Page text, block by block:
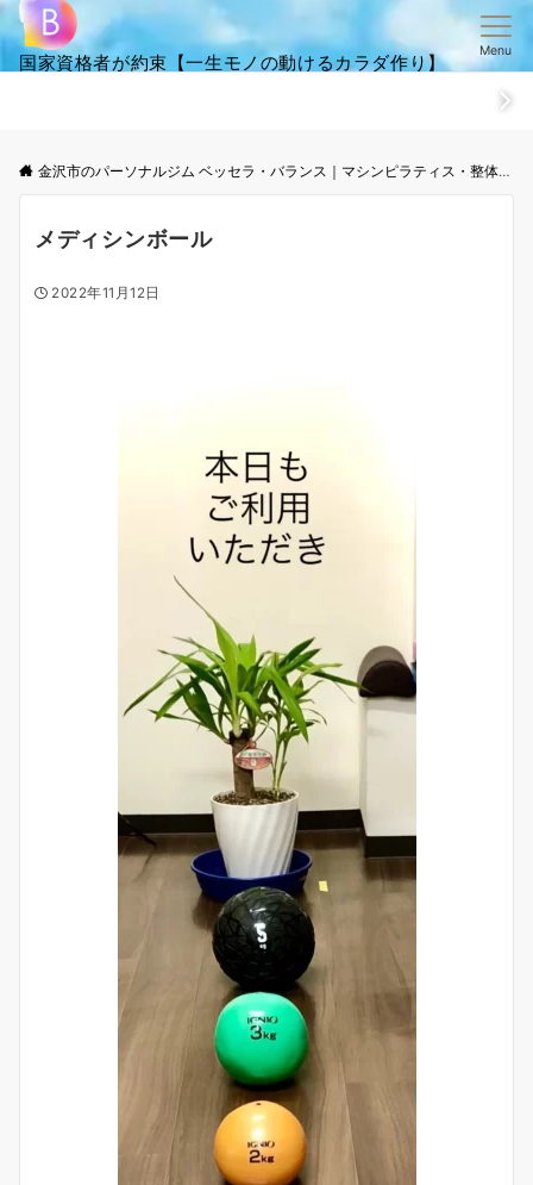
国家資格者が約束【一生モノの動けるカラダ作り】
Menu
ご来店からお帰りまでの
金沢市のパーソナルジム ベッセラ・バランス｜マシンピラティス・整体│根本改善と体幹トレーニング
メディシンボール
2022年11月12日